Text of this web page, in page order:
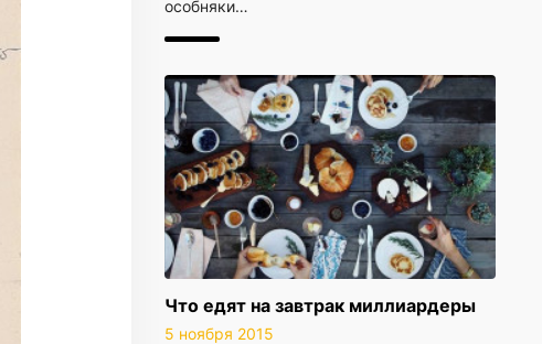
особняки…
Что едят на завтрак миллиардеры
5 ноября 2015